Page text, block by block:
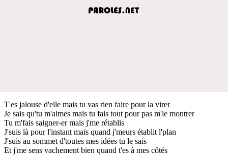
T'es jalouse d'elle mais tu vas rien faire pour la virer
Je sais qu'tu m'aimes mais tu fais tout pour pas m'le montrer
Tu m'fais saigner-er mais j'me rétablis
J'suis là pour l'instant mais quand j'meurs établit l'plan
J'suis au sommet d'toutes mes idées tu le sais
Et j'me sens vachement bien quand t'es à mes côtés